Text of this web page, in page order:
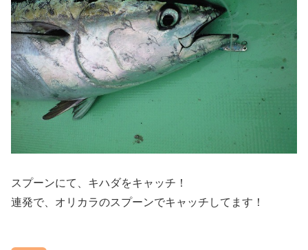
スプーンにて、キハダをキャッチ！
連発で、オリカラのスプーンでキャッチしてます！